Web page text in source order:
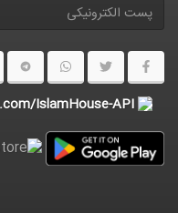
IslamHouse-API